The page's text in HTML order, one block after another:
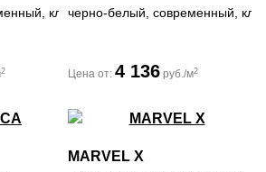
классический,
2
черно-белый, современный,
Цена от: 4 136 руб./м2
MARVEL X